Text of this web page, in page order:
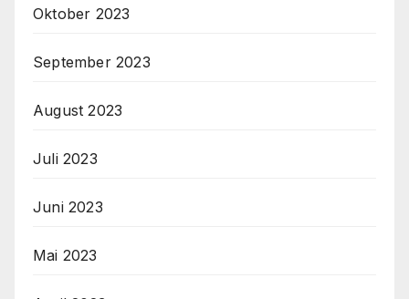
Oktober 2023
September 2023
August 2023
Juli 2023
Juni 2023
Mai 2023